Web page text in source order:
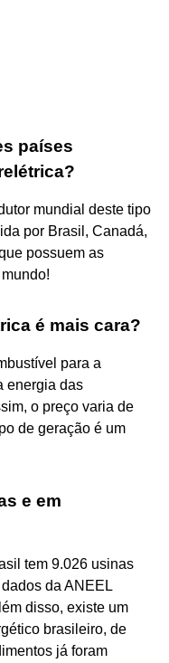
países
mundial deste tipo
por Brasil, Canadá,
possuem as
é mais cara?
para a
energia das
o preço varia de
de geração é um
e em
tem 9.026 usinas
da ANEEL
disso, existe um
brasileiro, de
já foram